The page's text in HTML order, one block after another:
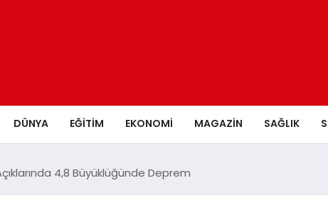
DÜNYA EĞITIM EKONOMI MAGAZIN SAĞLIK
4,8 Büyüklüğünde Deprem